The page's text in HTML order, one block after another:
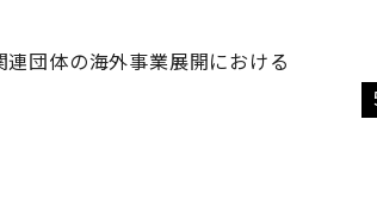
団体の海外事業展開における